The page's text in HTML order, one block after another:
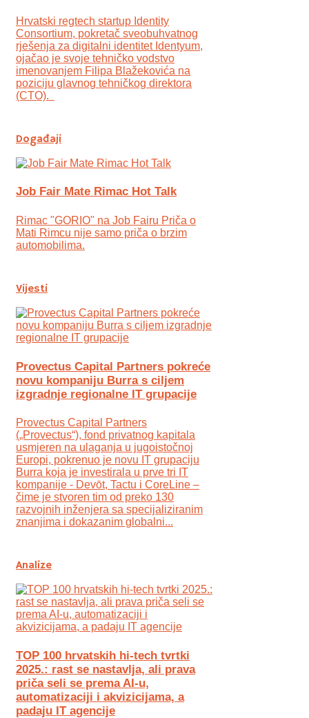
Hrvatski regtech startup Identity
Consortium, pokretač sveobuhvatnog
rješenja za digitalni identitet Identyum,
ojаčao je svoje tehničko vodstvo
imenovanjem Filipa Blažekovića na
poziciju glavnog tehničkog direktora
(CTO).
Događaji
Job Fair Mate Rimac Hot Talk
Rimac "GORIO" na Job Fairu Priča o
Mati Rimcu nije samo priča o brzim
automobilima.
Vijesti
Provectus Capital Partners pokreće
novu kompaniju Burra s ciljem
izgradnje regionalne IT grupacije
Provectus Capital Partners
(„Provectus“), fond privatnog kapitala
usmjeren na ulaganja u jugoistočnoj
Europi, pokrenuo je novu IT grupaciju
Burra koja je investirala u prve tri IT
kompanije - Devōt, Tactu i CoreLine –
čime je stvoren tim od preko 130
razvojnih inženjera sa specijaliziranim
znanjima i dokazanim globalni...
Analize
TOP 100 hrvatskih hi-tech tvrtki
2025.: rast se nastavlja, ali prava
priča seli se prema AI-u,
automatizaciji i akvizicijama, a
padaju IT agencije